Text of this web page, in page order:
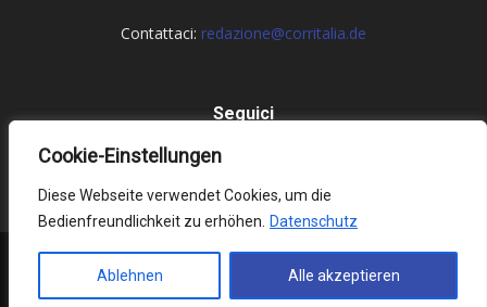
Cookie-Einstellungen
Diese Webseite verwendet Cookies, um die
Bedienfreundlichkeit zu erhöhen.
Datenschutz
Ablehnen Alle akzeptieren
Contattaci: redazione@corritalia.de
Seguici
Impressum Datenschutz
© Corriere d'Italia